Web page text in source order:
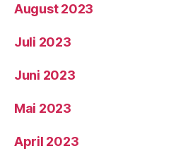
August 2023
Juli 2023
Juni 2023
Mai 2023
April 2023